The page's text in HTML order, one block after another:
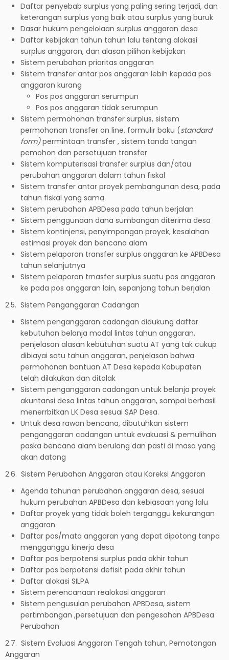
Daftar penyebab surplus yang paling sering terjadi, dan
keterangan surplus yang baik atau surplus yang buruk
Dasar hukum pengelolaan surplus anggaran desa
Daftar kebijakan tahun tahun lalu tentang alokasi
surplus anggaran, dan alasan pilihan kebijakan
Sistem perubahan prioritas anggaran
Sistem transfer antar pos anggaran lebih kepada pos
anggaran kurang
Pos pos anggaran serumpun
Pos pos anggaran tidak serumpun
Sistem permohonan transfer surplus, sistem
permohonan transfer on line, formulir baku (standard
form)permintaan transfer , sistem tanda tangan
pemohon dan persetujuan transfer
Sistem komputerisasi transfer surplus dan/atau
perubahan anggaran dalam tahun fiskal
Sistem transfer antar proyek pembangunan desa, pada
tahun fiskal yang sama
Sistem perubahan APBDesa pada tahun berjalan
Sistem penggunaan dana sumbangan diterima desa
Sistem kontinjensi, penyimpangan proyek, kesalahan
estimasi proyek dan bencana alam
Sistem pelaporan transfer surplus anggaran ke APBDesa
tahun selanjutnya
Sistem pelaporan trnasfer surplus suatu pos anggaran
ke pada pos anggaran lain, sepanjang tahun berjalan
2.5. Sistem Penganggaran Cadangan
Sistem penganggaran cadangan didukung daftar
kebutuhan belanja modal lintas tahun anggaran,
penjelasan alasan kebutuhan suatu AT yang tak cukup
dibiayai satu tahun anggaran, penjelasan bahwa
permohonan bantuan AT Desa kepada Kabupaten
telah dilakukan dan ditolak
Sistem penganggaran cadangan untuk belanja proyek
akuntansi desa lintas tahun anggaran, sampai berhasil
menerrbitkan LK Desa sesuai SAP Desa.
Untuk desa rawan bencana, dibutuhkan sistem
penganggaran cadangan untuk evakuasi & pemulihan
paska bencana alam berulang dan pasti di masa yang
akan datang
2.6. Sistem Perubahan Anggaran atau Koreksi Anggaran
Agenda tahunan perubahan anggaran desa, sesuai
hukum perubahan APBDesa dan kebiasaan yang lalu
Daftar proyek yang tidak boleh terganggu kekurangan
anggaran
Daftar pos/mata anggaran yang dapat dipotong tanpa
mengganggu kinerja desa
Daftar pos berpotensi surplus pada akhir tahun
Daftar pos berpotensi defisit pada akhir tahun
Daftar alokasi SILPA
Sistem perencanaan realokasi anggaran
Sistem pengusulan perubahan APBDesa, sistem
pertimbangan ,persetujuan dan pengesahan APBDesa
Perubahan
2.7. Sistem Evaluasi Anggaran Tengah tahun, Pemotongan
Anggaran